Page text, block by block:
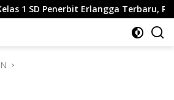
Erlangga Terbaru, Panduan